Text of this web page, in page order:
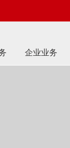
企业业务